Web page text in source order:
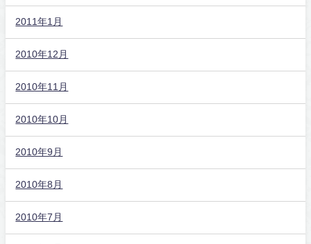
2011年1月
2010年12月
2010年11月
2010年10月
2010年9月
2010年8月
2010年7月